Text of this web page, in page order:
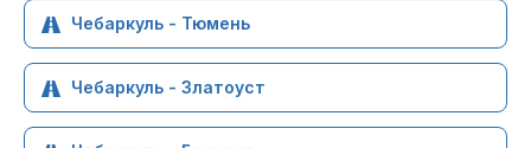
Чебаркуль - Тюмень
Чебаркуль - Златоуст